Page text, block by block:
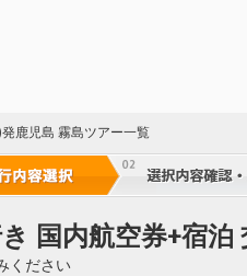
鹿児島 霧島ツアー一覧
国内航空券+宿泊
ください